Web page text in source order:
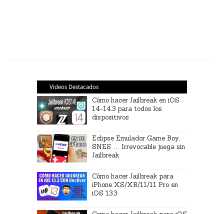
Videos Destacados
Cómo hacer Jailbreak en iOS
14-14.3 para todos los
dispositivos
Eclipse Emulador Game Boy,
SNES … Irrevocable juega sin
Jailbreak
Cómo hacer Jailbreak para
iPhone XS/XR/11/11 Pro en
iOS 13.3